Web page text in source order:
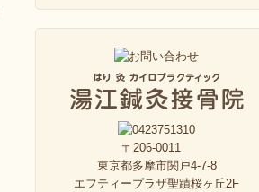
〒206-0011
東京都多摩市関戸4-7-8
エフティープラザ聖蹟桜ヶ丘2F